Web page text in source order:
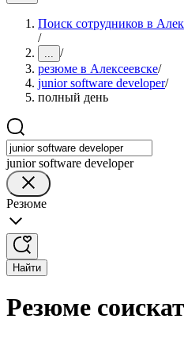
Поиск сотрудников в
/
... /
резюме в Алексеевске/
junior software developer/
полный день
junior software developer
Резюме
Найти
Резюме